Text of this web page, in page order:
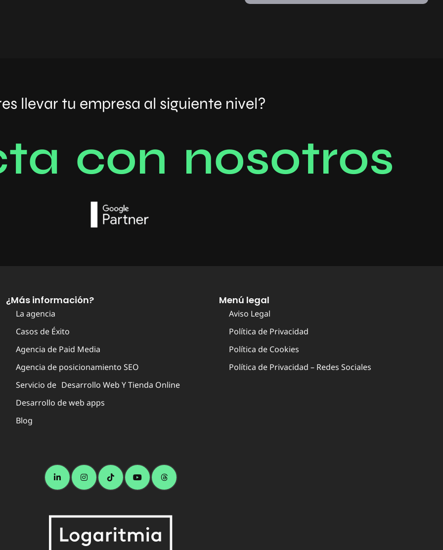
llevar tu empresa al siguiente nivel?
ta con nosotros
¿Más información?
La agencia
Casos de Éxito
Agencia de Paid Media
Agencia de posicionamiento SEO
Servicio de Desarrollo Web Y Tienda Online
Desarrollo de web apps
Blog
Menú legal
Aviso Legal
Política de Privacidad
Política de Cookies
Política de Privacidad – Redes Sociales